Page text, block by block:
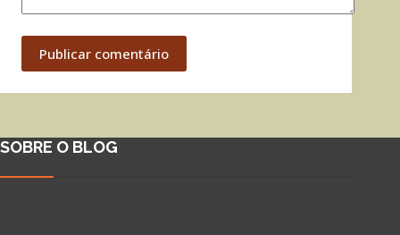
Publicar comentário
SOBRE O BLOG